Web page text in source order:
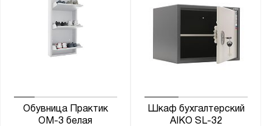
Обувница Практик
ОМ-3 белая
Шкаф бухгалтерский
AIKO SL-32
Практик
Серия:
AL
AMH